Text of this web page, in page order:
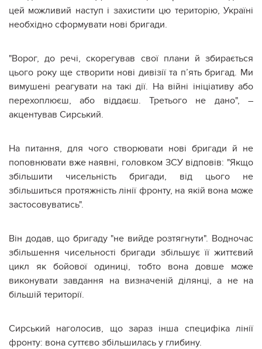
цей можливий наступ і захистити цю територію, Україні
необхідно сформувати нові бригади.
"Ворог, до речі, скорегував свої плани й збирається
цього року ще створити нові дивізії та п’ять бригад. Ми
вимушені реагувати на такі дії. На війні ініціативу або
перехоплюєш, або віддаєш. Третього не дано", –
акцентував Сирський.
На питання, для чого створювати нові бригади й не
поповнювати вже наявні, головком ЗСУ відповів: "Якщо
збільшити чисельність бригади, від цього не
збільшиться протяжність лінії фронту, на якій вона може
застосовуватись".
Він додав, що бригаду "не вийде розтягнути". Водночас
збільшення чисельності бригади збільшує її життєвий
цикл як бойової одиниці, тобто вона довше може
виконувати завдання на визначеній ділянці, а не на
більшій території.
Сирський наголосив, що зараз інша специфіка лінії
фронту: вона суттєво збільшилась у глибину.